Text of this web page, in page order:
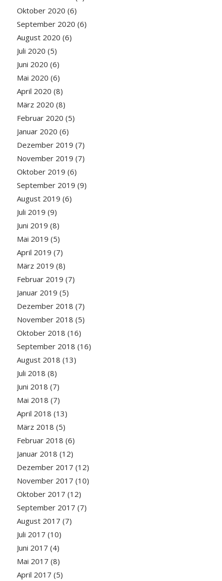
Oktober 2020 (6)
September 2020 (6)
August 2020 (6)
Juli 2020 (5)
Juni 2020 (6)
Mai 2020 (6)
April 2020 (8)
März 2020 (8)
Februar 2020 (5)
Januar 2020 (6)
Dezember 2019 (7)
November 2019 (7)
Oktober 2019 (6)
September 2019 (9)
August 2019 (6)
Juli 2019 (9)
Juni 2019 (8)
Mai 2019 (5)
April 2019 (7)
März 2019 (8)
Februar 2019 (7)
Januar 2019 (5)
Dezember 2018 (7)
November 2018 (5)
Oktober 2018 (16)
September 2018 (16)
August 2018 (13)
Juli 2018 (8)
Juni 2018 (7)
Mai 2018 (7)
April 2018 (13)
März 2018 (5)
Februar 2018 (6)
Januar 2018 (12)
Dezember 2017 (12)
November 2017 (10)
Oktober 2017 (12)
September 2017 (7)
August 2017 (7)
Juli 2017 (10)
Juni 2017 (4)
Mai 2017 (8)
April 2017 (5)